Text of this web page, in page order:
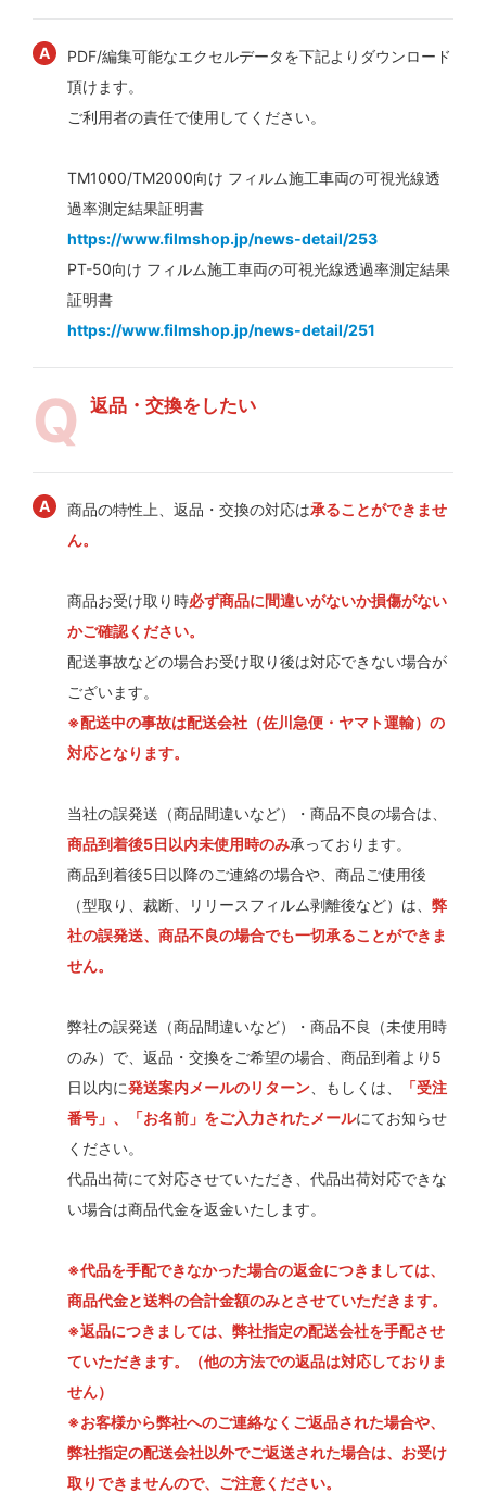
PDF/編集可能なエクセルデータを下記よりダウンロード
頂けます。
ご利用者の責任で使用してください。
TM1000/TM2000向け フィルム施工車両の可視光線透
過率測定結果証明書
https://www.filmshop.jp/news-detail/253
PT-50向け フィルム施工車両の可視光線透過率測定結果
証明書
https://www.filmshop.jp/news-detail/251
返品・交換をしたい
商品の特性上、返品・交換の対応は承ることができませ
ん。
商品お受け取り時必ず商品に間違いがないか損傷がない
かご確認ください。
配送事故などの場合お受け取り後は対応できない場合が
ございます。
※配送中の事故は配送会社（佐川急便・ヤマト運輸）の
対応となります。
当社の誤発送（商品間違いなど）・商品不良の場合は、
商品到着後5日以内未使用時のみ承っております。
商品到着後5日以降のご連絡の場合や、商品ご使用後
（型取り、裁断、リリースフィルム剥離後など）は、 弊
社の誤発送、商品不良の場合でも一切承ることができま
せん。
弊社の誤発送（商品間違いなど）・商品不良（未使用時
のみ）で、返品・交換をご希望の場合、商品到着より5
日以内に発送案内メールのリターン 、もしくは、
「受注
番号」、「お名前」をご入力されたメールにてお知らせ
ください。
代品出荷にて対応させていただき、代品出荷対応できな
い場合は商品代金を返金いたします。
※代品を手配できなかった場合の返金につきましては、
商品代金と送料の合計金額のみとさせていただきます。
※返品につきましては、弊社指定の配送会社を手配させ
ていただきます。（他の方法での返品は対応しておりま
せん）
※お客様から弊社へのご連絡なくご返品された場合や、
弊社指定の配送会社以外でご返送された場合は、お受け
取りできませんので、ご注意ください。